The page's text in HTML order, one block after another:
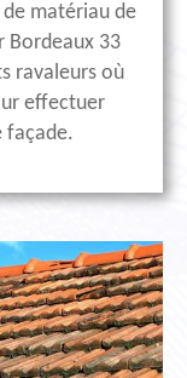
matériau de
Bordeaux 33
ravaleurs où
effectuer
façade.